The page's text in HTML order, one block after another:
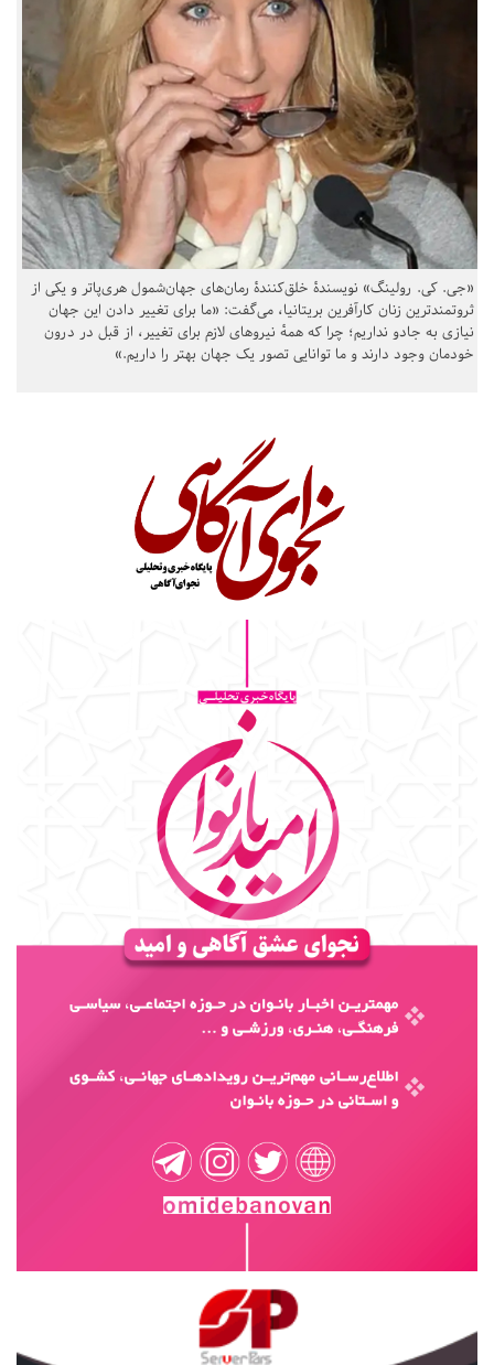
«جی. کی. رولینگ» نویسندهٔ خلق‌کنندهٔ رمان‌های جهان‌شمول هری‌پاتر و یکی از
ثروتمندترین زنان کارآفرین بریتانیا، می‌گفت: «ما برای تغییر دادن این جهان
نیازی به جادو نداریم؛ چرا که همهٔ نیروهای لازم برای تغییر، از قبل در درون
خودمان وجود دارند و ما توانایی تصور یک جهان بهتر را داریم.»